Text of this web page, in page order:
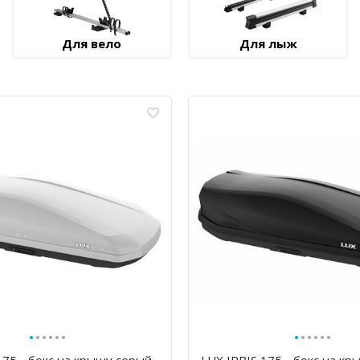
Для вело Для лыж
······ ······